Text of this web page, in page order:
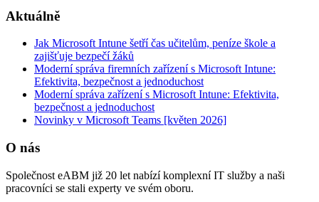
Aktuálně
Jak Microsoft Intune šetří čas učitelům, peníze škole a
zajišťuje bezpečí žáků
Moderní správa firemních zařízení s Microsoft Intune:
Efektivita, bezpečnost a jednoduchost
Moderní správa zařízení s Microsoft Intune: Efektivita,
bezpečnost a jednoduchost
Novinky v Microsoft Teams [květen 2026]
O nás
Společnost eABM již 20 let nabízí komplexní IT služby a naši
pracovníci se stali experty ve svém oboru.